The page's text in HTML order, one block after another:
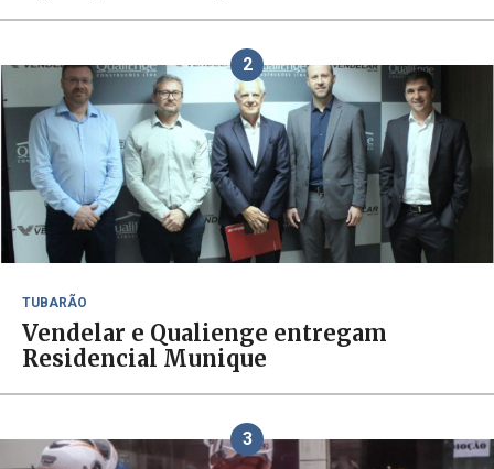
2
TUBARÃO
Vendelar e Qualienge entregam
Residencial Munique
3